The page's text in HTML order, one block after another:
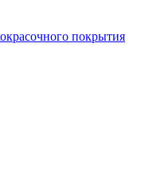
покрытия